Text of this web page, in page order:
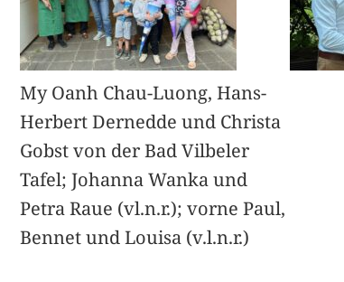
My Oanh Chau-Luong, Hans-
Herbert Dernedde und Christa
Gobst von der Bad Vilbeler
Tafel; Johanna Wanka und
Petra Raue (vl.n.r.); vorne Paul,
Bennet und Louisa (v.l.n.r.)